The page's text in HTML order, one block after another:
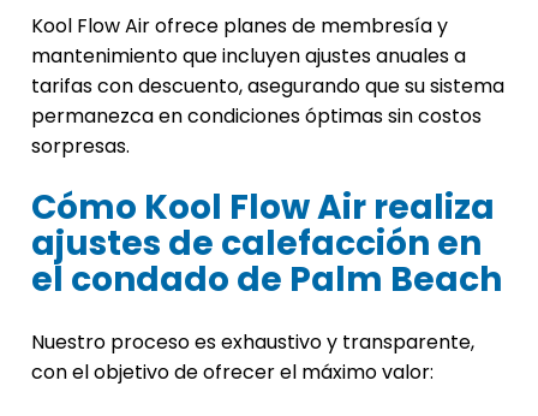
Kool Flow Air ofrece planes de membresía y
mantenimiento que incluyen ajustes anuales a
tarifas con descuento, asegurando que su sistema
permanezca en condiciones óptimas sin costos
sorpresas.
Cómo Kool Flow Air realiza
ajustes de calefacción en
el condado de Palm Beach
Nuestro proceso es exhaustivo y transparente,
con el objetivo de ofrecer el máximo valor: